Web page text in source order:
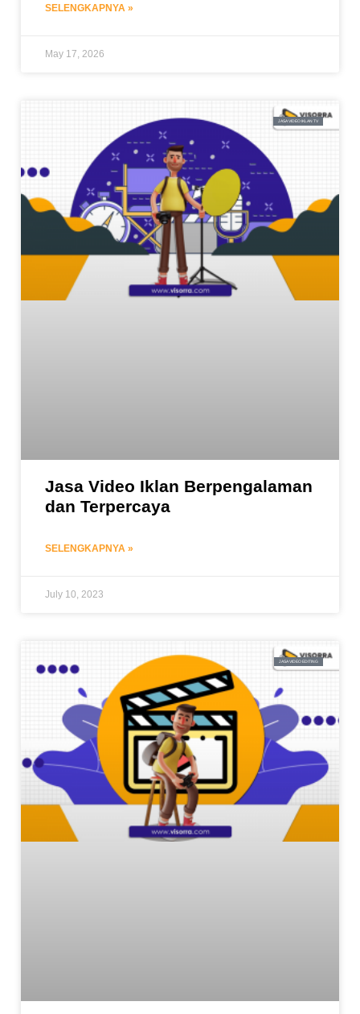
SELENGKAPNYA »
May 17, 2026
JASA VIDEO IKLAN TV
Jasa Video Iklan Berpengalaman
dan Terpercaya
SELENGKAPNYA »
July 10, 2023
JASA VIDEO EDITING